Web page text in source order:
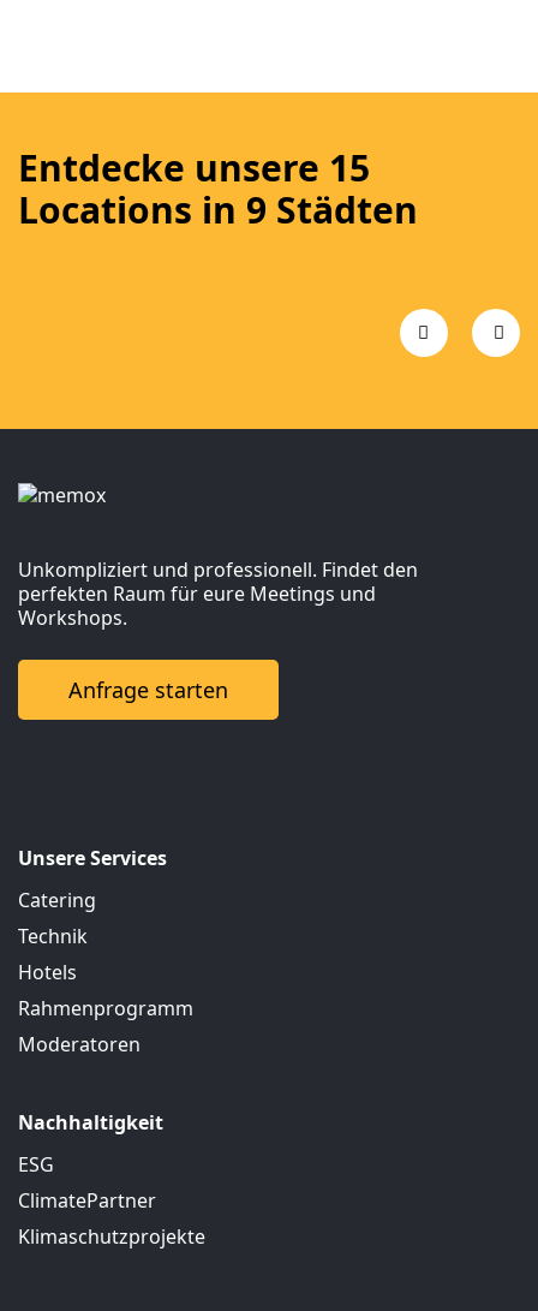
Entdecke unsere 15
Locations in 9 Städten
Unkompliziert und professionell. Findet den
perfekten Raum für eure Meetings und
Workshops.
Anfrage starten
Unsere Services
Catering
Technik
Hotels
Rahmenprogramm
Moderatoren
Nachhaltigkeit
ESG
ClimatePartner
Klimaschutzprojekte